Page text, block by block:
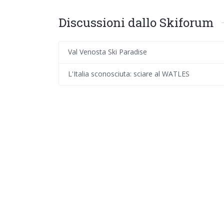
Discussioni dallo Skiforum
Val Venosta Ski Paradise
L'Italia sconosciuta: sciare al WATLES